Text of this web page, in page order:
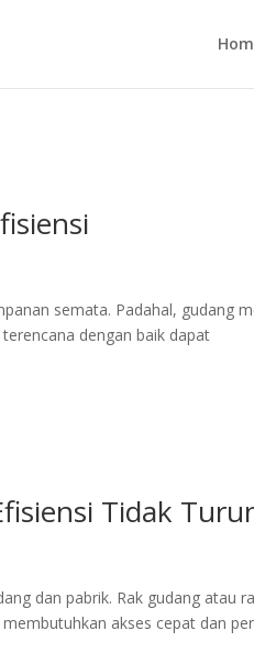
semata. Padahal, gudang
dengan baik dapat
Tidak
dan pabrik. Rak gudang atau
akses cepat dan